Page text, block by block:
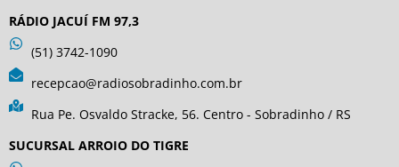
RÁDIO JACUÍ FM 97,3
(51) 3742-1090
recepcao@radiosobradinho.com.br
Rua Pe. Osvaldo Stracke, 56. Centro - Sobradinho / RS
SUCURSAL ARROIO DO TIGRE